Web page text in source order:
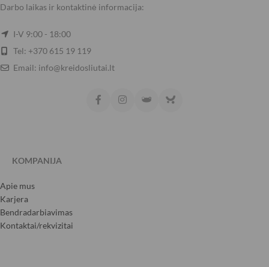
Darbo laikas ir kontaktinė informacija:
I-V 9:00 - 18:00
Tel: +370 615 19 119
Email: info@kreidosliutai.lt
KOMPANIJA
Apie mus
Karjera
Bendradarbiavimas
Kontaktai/rekvizitai